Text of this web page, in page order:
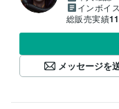
インボイ
総販売実績11
メッセージを